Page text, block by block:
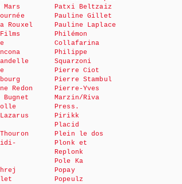
Rouxel
Redon
Bugnet
Patxi Beltzaiz
Pauline Gillet
Pauline Laplace
Philémon
Collafarina
Philippe
Squarzoni
Pierre Ciot
Pierre Stambul
Pierre-Yves
Marzin/Riva
Press.
Pirikk
Placid
Plein le dos
Plonk et
Replonk
Pole Ka
Popay
Popeulz